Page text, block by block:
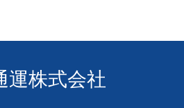
運株式会社